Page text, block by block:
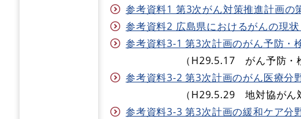
参考資料1 第3次がん対策推進計画の
参考資料2 広島県におけるがんの現
参考資料3-1 第3次計画のがん予防・
（H29.5.17 がん予防・検診
参考資料3-2 第3次計画のがん医療分
（H29.5.29 地対協がん対策
参考資料3-3 第3次計画の緩和ケア分